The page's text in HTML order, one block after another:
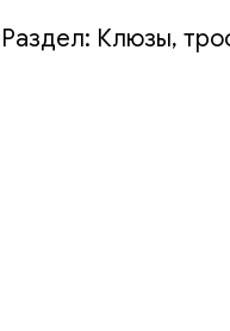
Раздел: Клюзы,